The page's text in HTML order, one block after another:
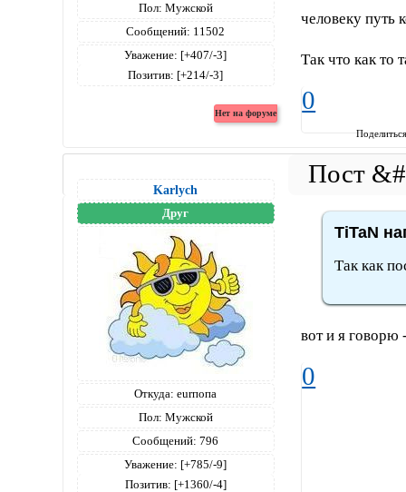
Пол: Мужской
Сообщений: 11502
Уважение: [+407/-3]
Позитив: [+214/-3]
человеку путь
Так что как то
0
Karlych
Друг
Откуда: eurпопа
Пол: Мужской
Сообщений: 796
Уважение: [+785/-9]
Позитив: [+1360/-4]
TiTaN
Так как
вот и я
0